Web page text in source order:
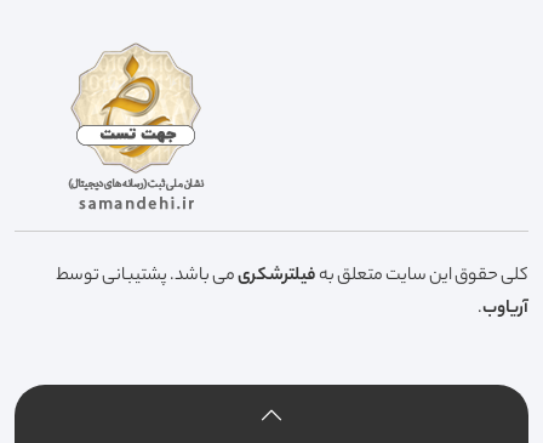
کلی حقوق این سایت متعلق بهفیلترشکریمی باشد. پشتیبانی توسط
آریاوب.